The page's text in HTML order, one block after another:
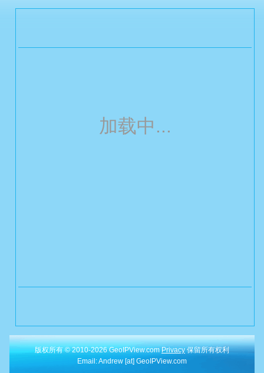
加载中...
版权所有 © 2010-2026 GeoIPView.comPrivacy保留所有权利
Email: Andrew [at] GeoIPView.com